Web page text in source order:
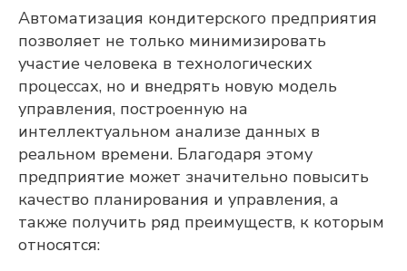
Автоматизация кондитерского предприятия
позволяет не только минимизировать
участие человека в технологических
процессах, но и внедрять новую модель
управления, построенную на
интеллектуальном анализе данных в
реальном времени. Благодаря этому
предприятие может значительно повысить
качество планирования и управления, а
также получить ряд преимуществ, к которым
относятся: